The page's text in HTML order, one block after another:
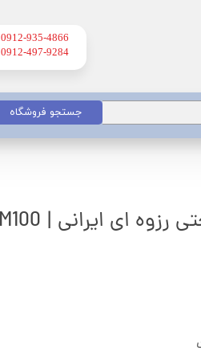
0912-935-4866
​​​​​​​0912-497-9284
جستجو فروشگاه